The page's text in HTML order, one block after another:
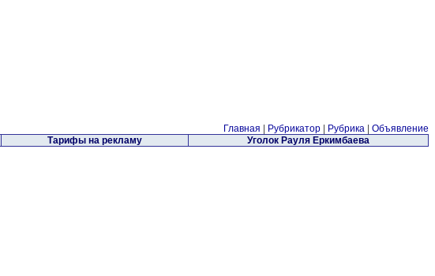
Главная Рубрикатор Рубрика
Объявление
Тарифы на рекламу Уголок Рауля Еркимбаева